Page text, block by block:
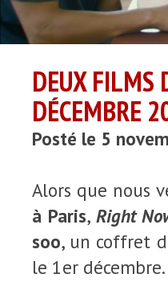
DEUX FILMS
DÉCEMBRE
Posté le 5
Alors que nous
à Paris, Right
soo, un coffret
le 1er